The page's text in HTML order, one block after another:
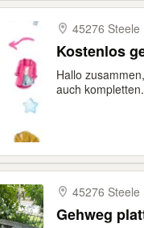
45276 Steele
Kostenlos
Hallo
auch
45276 Steele
Gehweg